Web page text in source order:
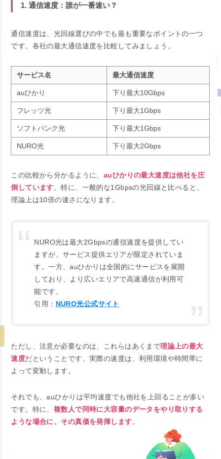
1. 通信速度：誰が一番速い？
通信速度は、光回線選びの中でも最も重要なポイントの一つ
です。各社の最大通信速度を比較してみましょう。
サービス名 最大通信速度
auひかり 下り最大10Gbps
フレッツ光 下り最大1Gbps
ソフトバンク光 下り最大1Gbps
NURO光 下り最大2Gbps
この比較から分かるように、 auひかりの最大速度は他社を圧
倒しています。特に、一般的な1Gbpsの光回線と比べると、
理論上は10倍の速さになります。
NURO光は最大2Gbpsの通信速度を提供してい
ますが、サービス提供エリアが限定されていま
す。一方、auひかりは全国的にサービスを展開
しており、より広いエリアで高速通信が利用可
能です。
引用： NURO光公式サイト
ただし、注意が必要なのは、これらはあくまで理論上の最大
速度だということです。実際の速度は、利用環境や時間帯に
よって変動します。
それでも、auひかりは平均速度でも他社を上回ることが多い
です。特に、 複数人で同時に大容量のデータをやり取りする
ような場合に、その真価を発揮します。